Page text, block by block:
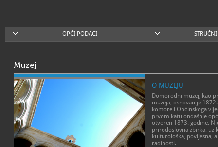
OPĆI PODACI
Muzej
O MUZEJU
Domorodni muzej, kao
muzeja, osnovan je
komore i Općinskoga
prvom katu ondašnje
otvoren 1873. godine.
prirodoslovna zbirka, uz
kulturološka, povijesna,
radinosti.